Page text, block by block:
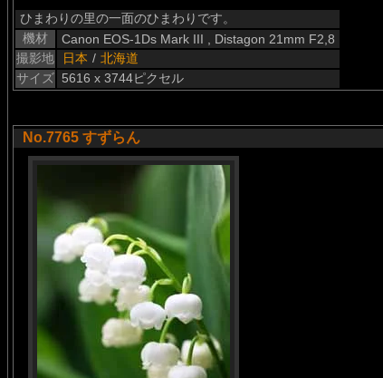
ひまわりの里の一面のひまわりです。
機材
Canon EOS-1Ds Mark III , Distagon 21mm F2,8
撮影地
日本 / 北海道
サイズ 5616 x 3744ピクセル
No.7765 すずらん